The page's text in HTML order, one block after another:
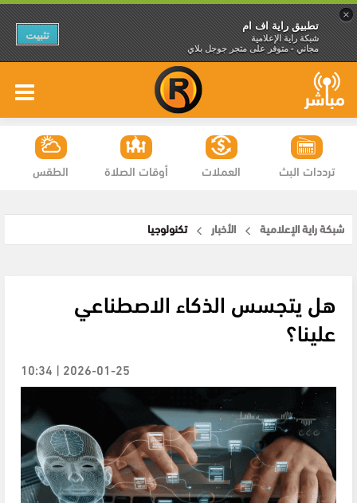
×
تطبيق راية اف ام
شبكة راية الإعلامية
مجاني - متوفر على متجر جوجل بلاي
تثبيت
الطقس أوقات الصلاة العملات ترددات البث
شبكة راية الإعلامية الأخبار تكنولوجيا
هل يتجسس الذكاء الاصطناعي
علينا؟
2026-01-25 | 10:34